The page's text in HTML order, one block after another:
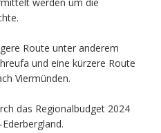
Route unter anderem
und eine kürzere Route
Viermünden.
das Regionalbudget 2024